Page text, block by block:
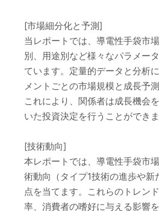
[市場細分化と予測]
当レポートでは、導電性手袋市
別、用途別など様々なパラメー
ています。定量的データと分析
メントごとの市場規模と成長予
これにより、関係者は成長機会
いた投資決定を行うことができま
[技術動向]
本レポートでは、導電性手袋市
術動向（タイプ1技術の進歩や新
点を当てます。これらのトレン
率、消費者の嗜好に与える影響を